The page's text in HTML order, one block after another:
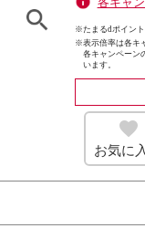
※たまるdポイント
※表示倍率は各キ
各キャンペーン
います。
お気に